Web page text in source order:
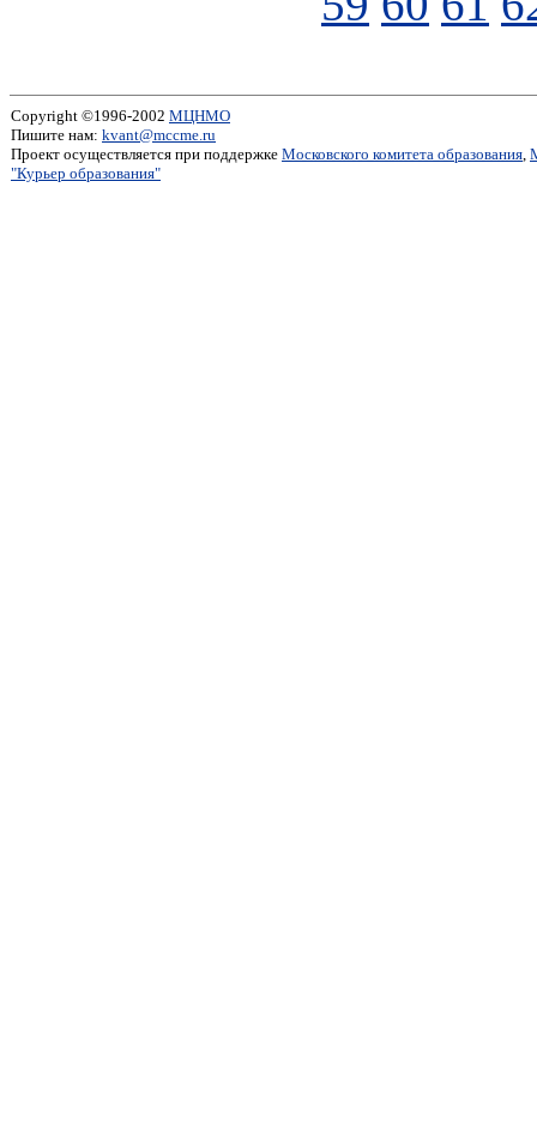
Copyright ©1996-2002 МЦНМО
Пишите нам: kvant@mccme.ru
Проект осуществляется при поддержке Московского комитета образования,
"Курьер образования"